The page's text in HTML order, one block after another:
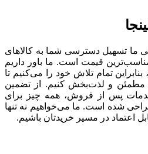
ما تسهیل دسترسی شما به کالاهای
قیمت است. ما باور داریم
تمام تلاش خود را می‌کنیم تا
مطمئن و لذت‌بخش کنیم. از تضمین
خدمات پس از فروش، همه چیز برای
شده است. ما می‌خواهیم نه تنها
اعتماد در مسیر خریدتان باشیم.